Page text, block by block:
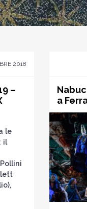
2018
–
le
il
a